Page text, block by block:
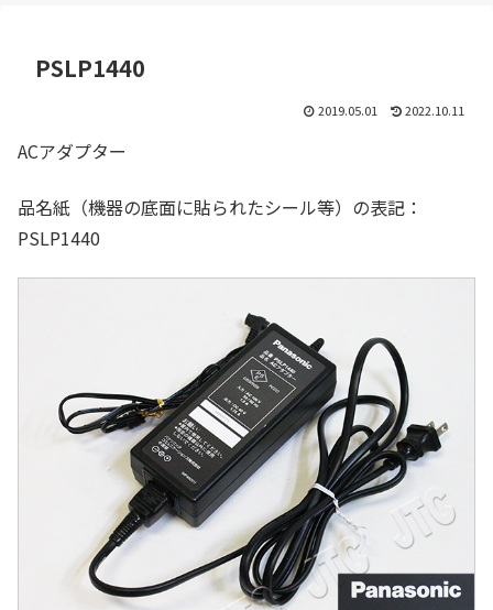
PSLP1440
2019.05.01 2022.10.11
ACアダプター
品名紙（機器の底面に貼られたシール等）の表記：
PSLP1440